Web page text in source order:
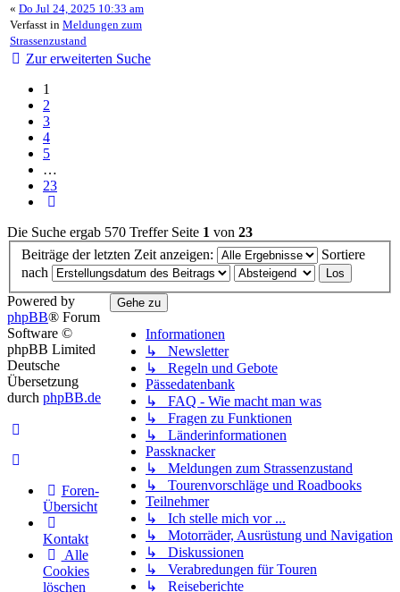
« Do Jul 24, 2025 10:33 am
Verfasst in Meldungen zum
Strassenzustand
Zur erweiterten Suche
1
2
3
4
5
…
23
Nächste
Die Suche ergab 570 Treffer Seite 1 von 23
Beiträge der letzten Zeit anzeigen:
Sortiere
nach
Gehe zu
Informationen
↳ Newsletter
↳ Regeln und Gebote
Pässedatenbank
↳ FAQ - Wie macht man was
↳ Fragen zu Funktionen
↳ Länderinformationen
Passknacker
↳ Meldungen zum Strassenzustand
↳ Tourenvorschläge und Roadbooks
Teilnehmer
↳ Ich stelle mich vor ...
↳ Motorräder, Ausrüstung und Navigation
↳ Diskussionen
↳ Verabredungen für Touren
↳ Reiseberichte
Powered by
phpBB® Forum
Software ©
phpBB Limited
Deutsche
Übersetzung
durch phpBB.de
Foren-
Übersicht
Kontakt
Alle
Cookies
löschen